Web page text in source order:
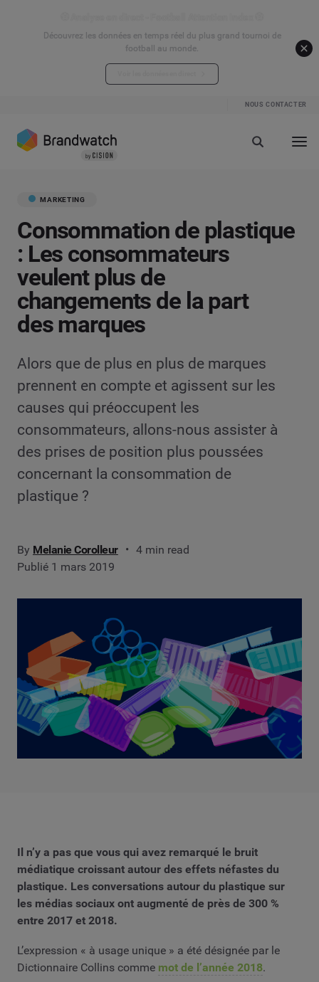
Découvrez les données en temps réel du plus grand tournoi de
football au monde.
NOUS CONTACTER
MARKETING
Consommation de plastique
: Les consommateurs
veulent plus de
changements de la part
des marques
Alors que de plus en plus de marques
prennent en compte et agissent sur les
causes qui préoccupent les
consommateurs, allons-nous assister à
des prises de position plus poussées
concernant la consommation de
plastique ?
By Melanie Corolleur
4 min read
Publié 1 mars 2019
Il n’y a pas que vous qui avez remarqué le bruit
médiatique croissant autour des effets néfastes du
plastique. Les conversations autour du plastique sur
les médias sociaux ont augmenté de près de 300 %
entre 2017 et 2018.
L’expression « à usage unique » a été désignée par le
Dictionnaire Collins comme mot de l’année 2018.